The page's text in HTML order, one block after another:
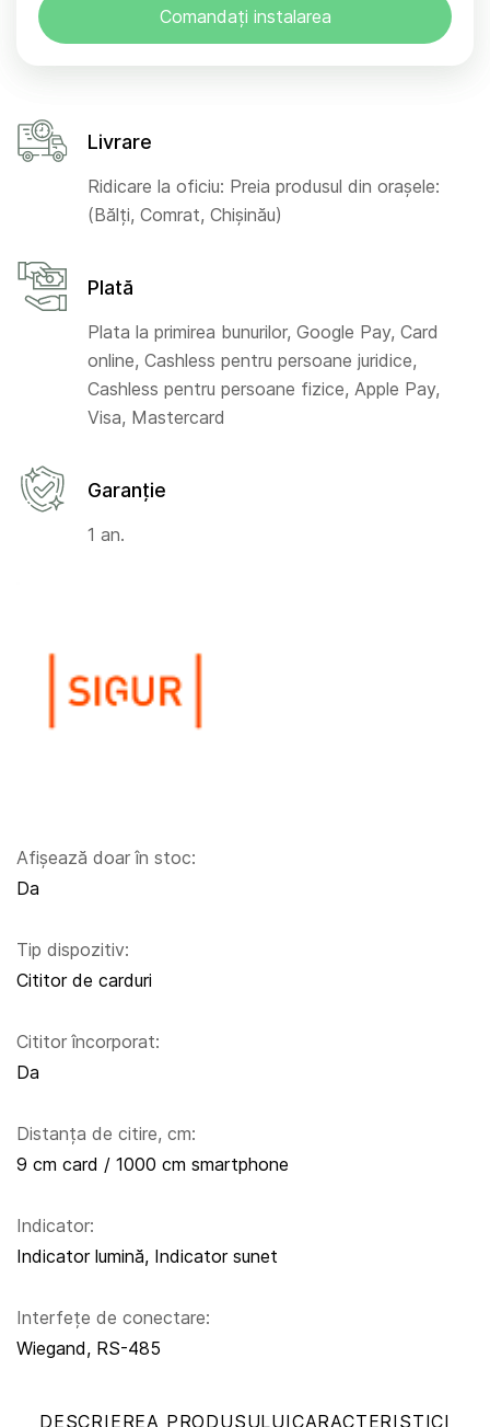
Afișează doar în stoc:
Da
Tip dispozitiv:
Cititor de carduri
Cititor încorporat:
Da
Distanța de citire, cm:
9 cm card / 1000 cm smartphone
Indicator:
Indicator lumină, Indicator sunet
Interfețe de conectare:
Wiegand, RS-485
Comandați instalarea
Livrare
Ridicare la oficiu: Preia produsul din orașele:
(Bălți, Comrat, Chișinău)
Plată
Plata la primirea bunurilor, Google Pay, Card
online, Cashless pentru persoane juridice,
Cashless pentru persoane fizice, Apple Pay,
Visa, Mastercard
Garanție
1 an.
DESCRIEREA PRODUSULUICARACTERISTICI